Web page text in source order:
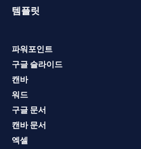
템플릿
파워포인트
구글 슬라이드
캔바
워드
구글 문서
캔바 문서
엑셀